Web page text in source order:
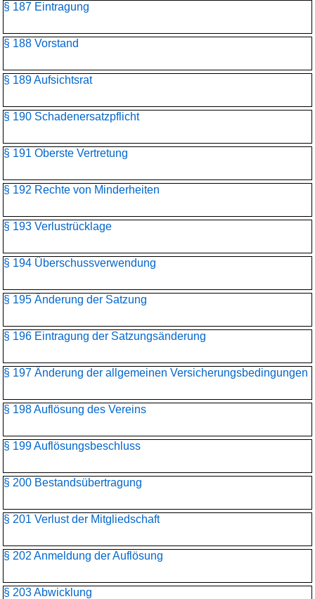
§ 187 Eintragung
§ 188 Vorstand
§ 189 Aufsichtsrat
§ 190 Schadenersatzpflicht
§ 191 Oberste Vertretung
§ 192 Rechte von Minderheiten
§ 193 Verlustrücklage
§ 194 Überschussverwendung
§ 195 Änderung der Satzung
§ 196 Eintragung der Satzungsänderung
§ 197 Änderung der allgemeinen Versicherungsbedingungen
§ 198 Auflösung des Vereins
§ 199 Auflösungsbeschluss
§ 200 Bestandsübertragung
§ 201 Verlust der Mitgliedschaft
§ 202 Anmeldung der Auflösung
§ 203 Abwicklung